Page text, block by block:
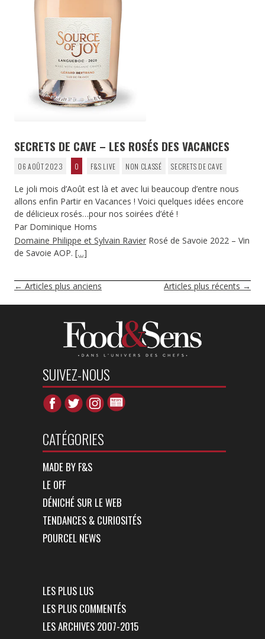
SECRETS DE CAVE – LES ROSÉS DES VACANCES
06 AOÛT 2023 0 F&S LIVE NON CLASSÉ SECRETS DE CAVE
Le joli mois d’Août est là et avec lui beaucoup d’entre nous
allons enfin Partir en Vacances ! Voici quelques idées encore
de délicieux rosés…pour nos soirées d’été !
Par Dominique Homs
Domaine Philippe et Sylvain Ravier Rosé de Savoie 2022 – Vin
de Savoie AOP. […]
NAVIGATION
DES
← Articles plus anciens Articles plus récents →
SUIVEZ-NOUS
CATÉGORIES
MADE BY F&S
LE OFF
DÉNICHÉ SUR LE WEB
TENDANCES & CURIOSITÉS
POURCEL NEWS
LES PLUS LUS
LES PLUS COMMENTÉS
LES ARCHIVES 2007-2015